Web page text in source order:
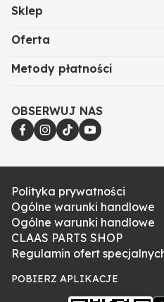
Sklep
Oferta
Metody płatności
OBSERWUJ NAS
Polityka prywatności
Ogólne warunki handlowe
Ogólne warunki handlowe
CLAAS PARTS SHOP
Regulamin ofert
POBIERZ APLIKACJE